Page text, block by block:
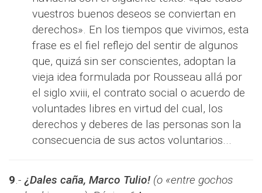
vuestros buenos deseos se conviertan en
derechos». En los tiempos que vivimos, esta
frase es el fiel reflejo del sentir de algunos
que, quizá sin ser conscientes, adoptan la
vieja idea formulada por Rousseau allá por
el siglo xviii, el contrato social o acuerdo de
voluntades libres en virtud del cual, los
derechos y deberes de las personas son la
consecuencia de sus actos voluntarios...
9.-¿Dales caña, Marco Tulio! (o «entre gochos